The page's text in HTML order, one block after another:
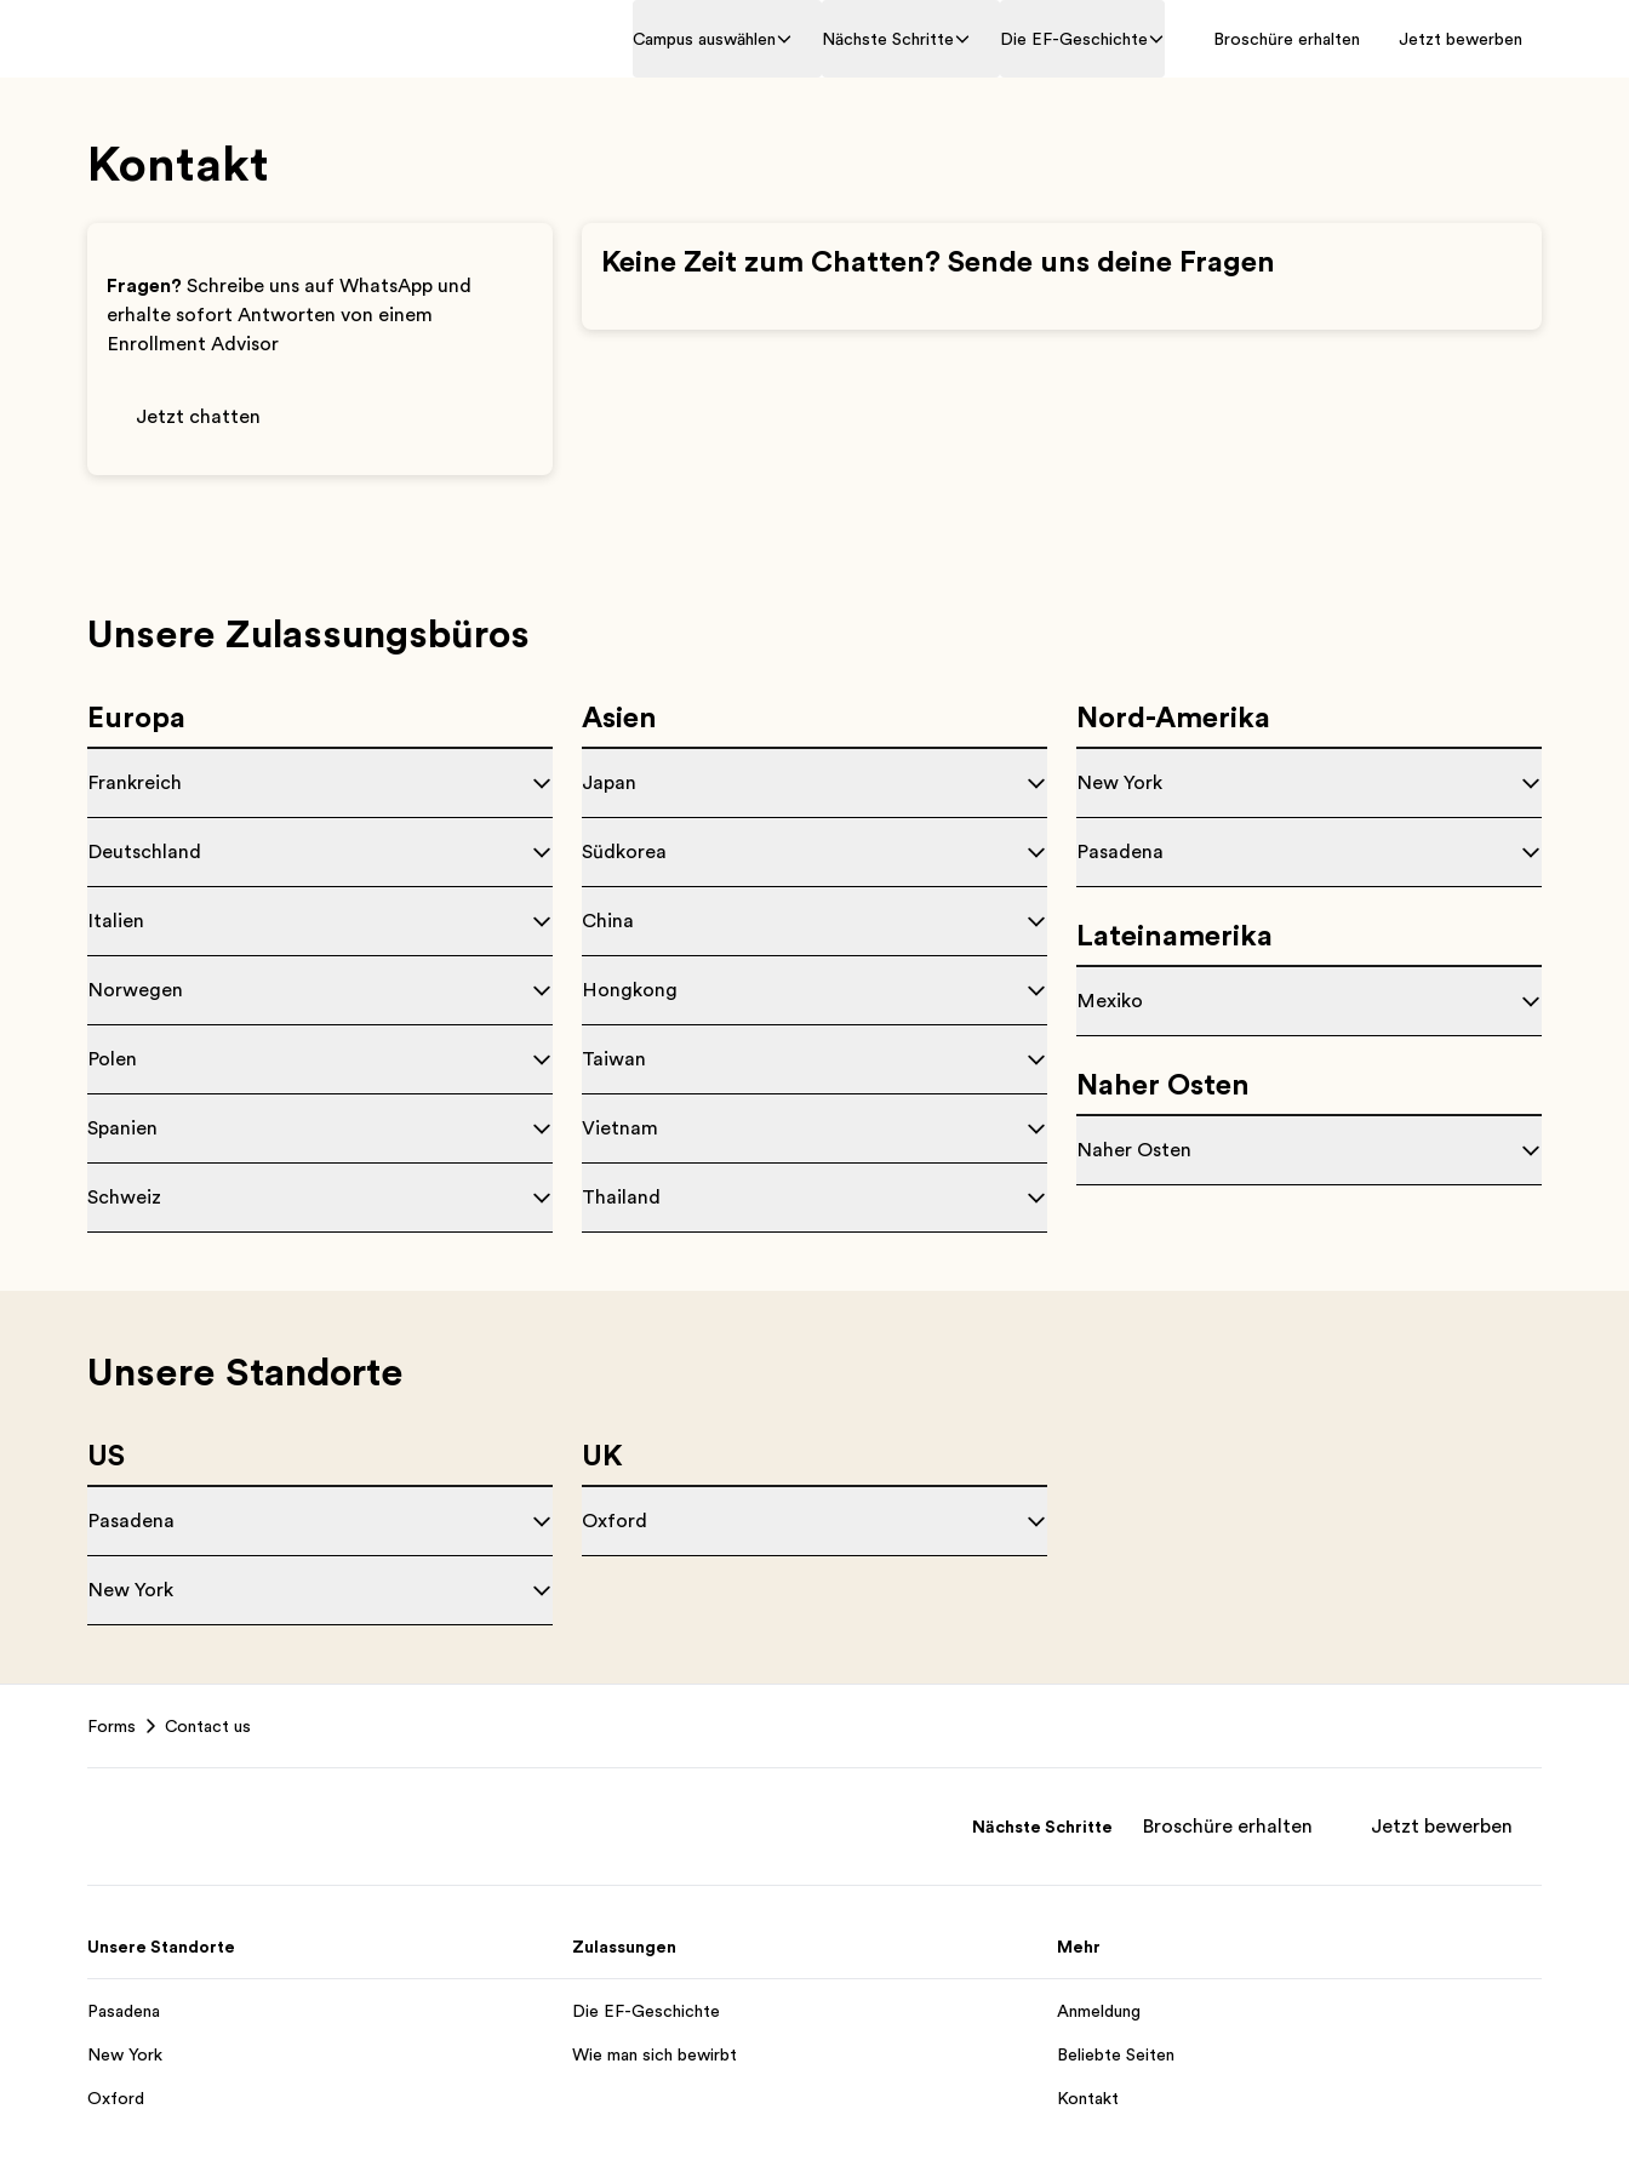
Campus auswählen Nächste Schritte Die EF-Geschichte Broschüre erhalten Jetzt bewerben
Kontakt
Fragen? Schreibe uns auf WhatsApp und
erhalte sofort Antworten von einem
Enrollment Advisor
Jetzt chatten
Keine Zeit zum Chatten? Sende uns deine Fragen
Unsere Zulassungsbüros
Europa
Frankreich
Deutschland
Italien
Norwegen
Polen
Spanien
Schweiz
Asien
Japan
Südkorea
China
Hongkong
Taiwan
Vietnam
Thailand
Nord-Amerika
New York
Pasadena
Lateinamerika
Mexiko
Naher Osten
Naher Osten
Unsere Standorte
US
Pasadena
New York
UK
Oxford
Forms Contact us
Nächste Schritte Broschüre erhalten Jetzt bewerben
Unsere Standorte
Pasadena
New York
Oxford
Zulassungen
Die EF-Geschichte
Wie man sich bewirbt
Mehr
Anmeldung
Beliebte Seiten
Kontakt